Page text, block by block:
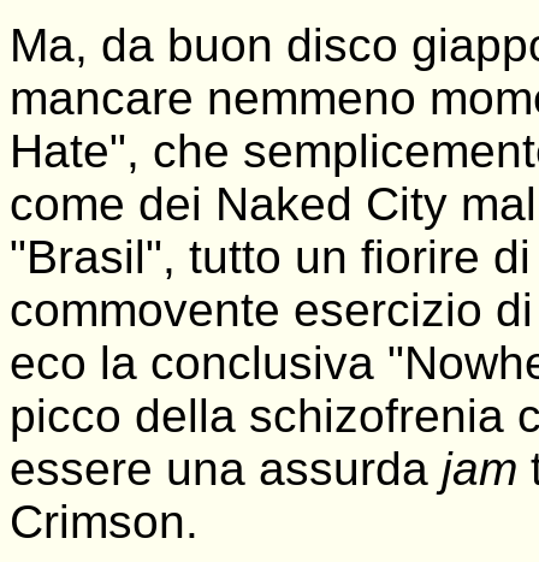
Ma, da buon disco
mancare nemmeno
Hate", che
come dei Naked City
"Brasil", tutto un fiorire
commovente esercizio
eco la conclusiva
picco della schizofrenia
essere una assurda jam
Crimson.